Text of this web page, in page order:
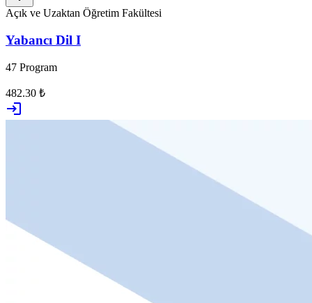
Açık ve Uzaktan Öğretim Fakültesi
Yabancı Dil I
47 Program
482.30 ₺
login